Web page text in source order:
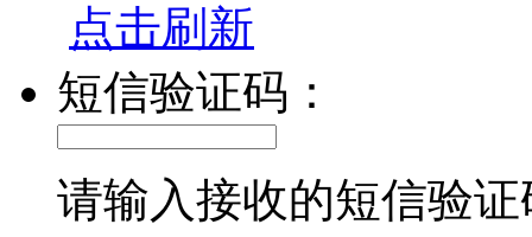
点击刷新
短信验证码：
请输入接收的短信验证